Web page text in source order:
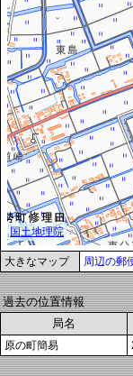
大きなマップ 周辺の郵
過去の位置情報
局名
原の町簡易